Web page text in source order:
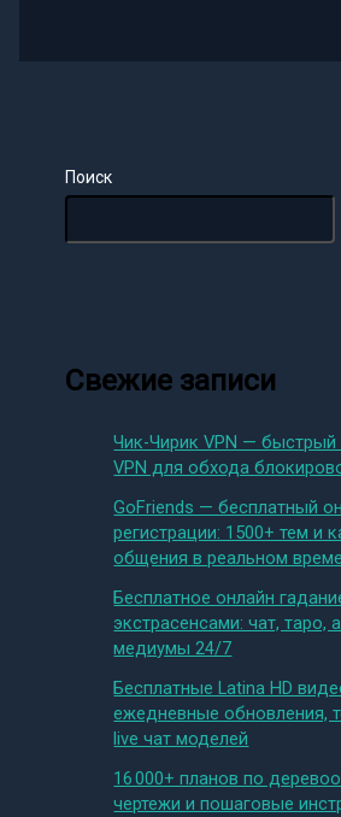
Поиск
Свежие записи
Чик-Чирик VPN — быстрый
VPN для обхода
GoFriends — бесплатный
регистрации: 1500+ тем и
общения в реальном
Бесплатное онлайн
экстрасенсами: чат, таро,
медиумы 24/7
Бесплатные Latina HD
ежедневные обновления,
live чат моделей
16 000+ планов по
чертежи и пошаговые